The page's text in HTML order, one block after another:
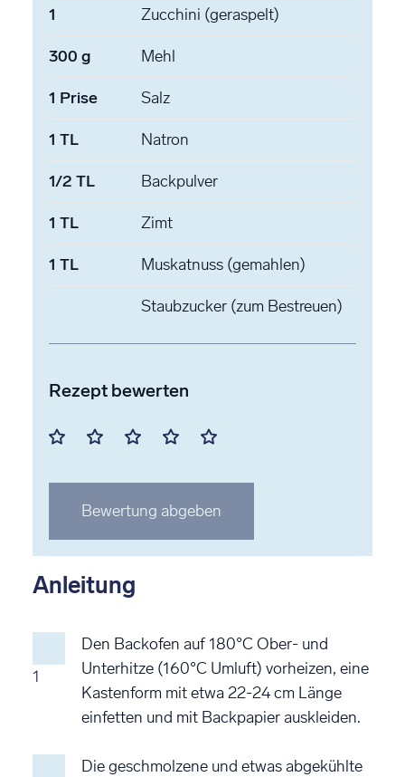
1 Zucchini (geraspelt)
300 g Mehl
1 Prise Salz
1 TL Natron
1/2 TL Backpulver
1 TL Zimt
1 TL Muskatnuss (gemahlen)
Staubzucker (zum Bestreuen)
Rezept bewerten
Mit
Stern
bewerten
Mit
Stern
bewerten
Mit
Stern
bewerten
Mit
Stern
bewerten
Mit
Stern
bewerten
Bewertung abgeben
Anleitung
1
Den Backofen auf 180°C Ober- und
Unterhitze (160°C Umluft) vorheizen, eine
Kastenform mit etwa 22-24 cm Länge
einfetten und mit Backpapier auskleiden.
Die geschmolzene und etwas abgekühlte